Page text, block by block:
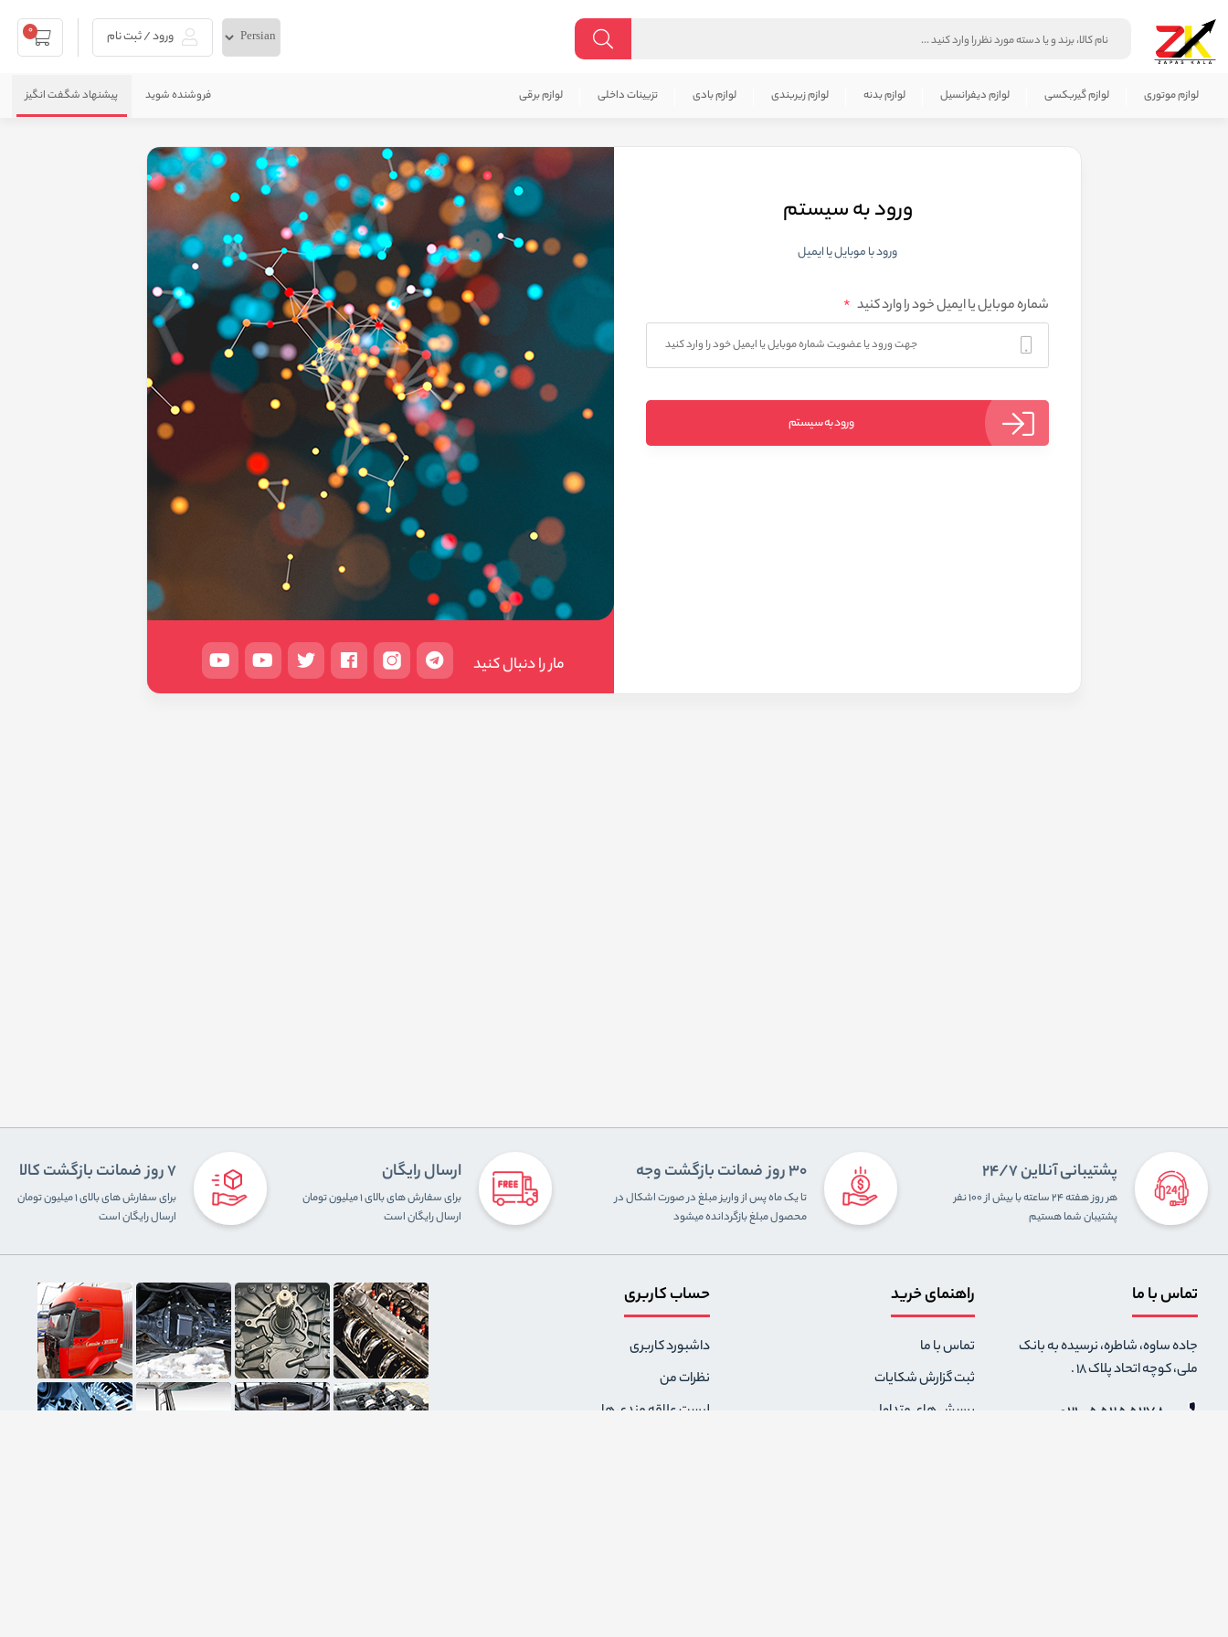
ورود / ثبت نام 0
لوازم موتوری لوازم گیربکسی لوازم دیفرانسیل لوازم بدنه لوازم زیربندی لوازم بادی تزیینات داخلی لوازم برقی فروشنده شوید پیشنهاد شگفت انگیز
ورود به سیستم
ورود با موبایل یا ایمیل
شماره موبایل یا ایمیل خود را وارد کنید *
ورود به سیستم
مار را دنبال کنید
پشتیبانی آنلاین 24/7
هر روز هفته ۲۴ ساعته با بیش از ۱۰۰ نفر
پشتیبان شما هستیم
30 روز ضمانت بازگشت وجه
تا یک ماه پس از واریز مبلغ در صورت اشکال در
محصول مبلغ بازگردانده میشود
ارسال رایگان
برای سفارش های بالای ۱ میلیون تومان
ارسال رایگان است
7 روز ضمانت بازگشت کالا
برای سفارش های بالای ۱ میلیون تومان
ارسال رایگان است
تماس با ما
جاده ساوه، شاطره، نرسیده به بانک
ملی، کوچه اتحاد پلاک 18 .
021-55255278
راهنمای خرید
تماس با ما
ثبت گزارش شکایات
پرسش های متداول
حساب کاربری
داشبورد کاربری
نظرات من
لیست علاقه مندی ها